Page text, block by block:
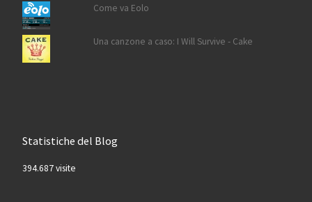
Come va Eolo
Una canzone a caso: I Will Survive - Cake
Statistiche del Blog
394.687 visite